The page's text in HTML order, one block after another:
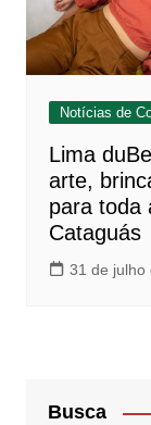
Notícias de
Lima
arte,
para toda
Cataguás
31 de julho
Busca